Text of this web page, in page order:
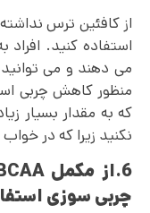
از کافئین ترس
استفاده کنید.
می دهند و می توانید
منظور کاهش چربی
که به مقدار بسیار
نکنید زیرا که در
چربی سوزی